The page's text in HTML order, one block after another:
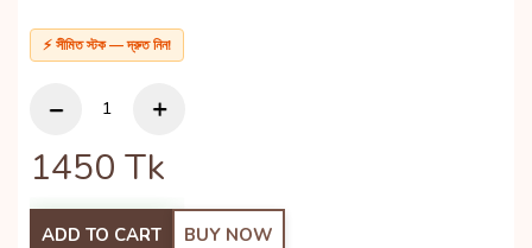
⚡ সীমিত স্টক — দ্রুত নিন!
1450 Tk
ADD TO CART BUY NOW